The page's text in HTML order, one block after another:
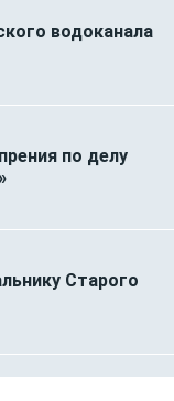
водоканала
по делу
Старого